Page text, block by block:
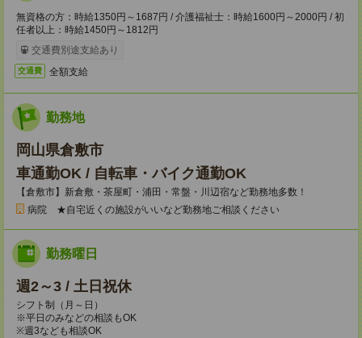
無資格の方：時給1350円～1687円 / 介護福祉士：時給1600円～2000円 / 初
任者以上：時給1450円～1812円
交通費別途支給あり
交通費 全額支給
勤務地
岡山県倉敷市
車通勤OK / 自転車・バイク通勤OK
【倉敷市】新倉敷・茶屋町・浦田・常盤・川辺宿など勤務地多数！
病院 ★自宅近くの施設がいいなど勤務地ご相談ください
勤務曜日
週2～3 / 土日祝休
シフト制（月～日）
※平日のみなどの相談もOK
※週3なども相談OK